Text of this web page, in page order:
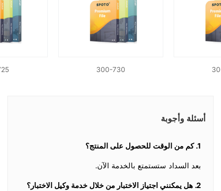
300-730
أسئلة وأجوبة
1. كم من الوقت للحصول على المنتج؟
بعد السداد ستستمتع بالخدمة الآن.
2. هل يمكنني اجتياز الاختبار من خلال خدمة وكيل الاختبار؟